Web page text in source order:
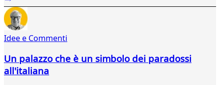
Idee e Commenti
Un palazzo che è un simbolo dei paradossi
all'italiana